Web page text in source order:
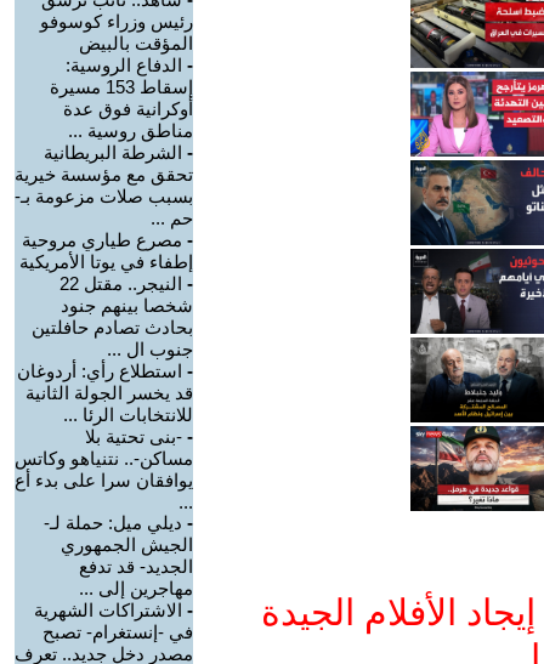
الأفلام الجيدة
رئيس وزراء كوسوفو
المؤقت بالبيض
- الدفاع الروسية:
إسقاط 153 مسيرة
أوكرانية فوق عدة
مناطق روسية ...
- الشرطة البريطانية
تحقق مع مؤسسة خيرية
بسبب صلات مزعومة بـ-
حم ...
- مصرع طياري مروحية
إطفاء في يوتا الأمريكية
-
النيجر.. مقتل 22
شخصا بينهم جنود
بحادث تصادم حافلتين
جنوب ال ...
- استطلاع رأي: أردوغان
قد يخسر الجولة الثانية
للانتخابات الرئا ...
- -بنى تحتية بلا
مساكن-.. نتنياهو وكاتس
يوافقان سرا على بدء أع
...
- ديلي ميل: حملة لـ-
الجيش الجمهوري
الجديد- قد تدفع
مهاجرين إلى ...
- الاشتراكات الشهرية
في -إنستغرام- تصبح
مصدر دخل جديد.. تعرف